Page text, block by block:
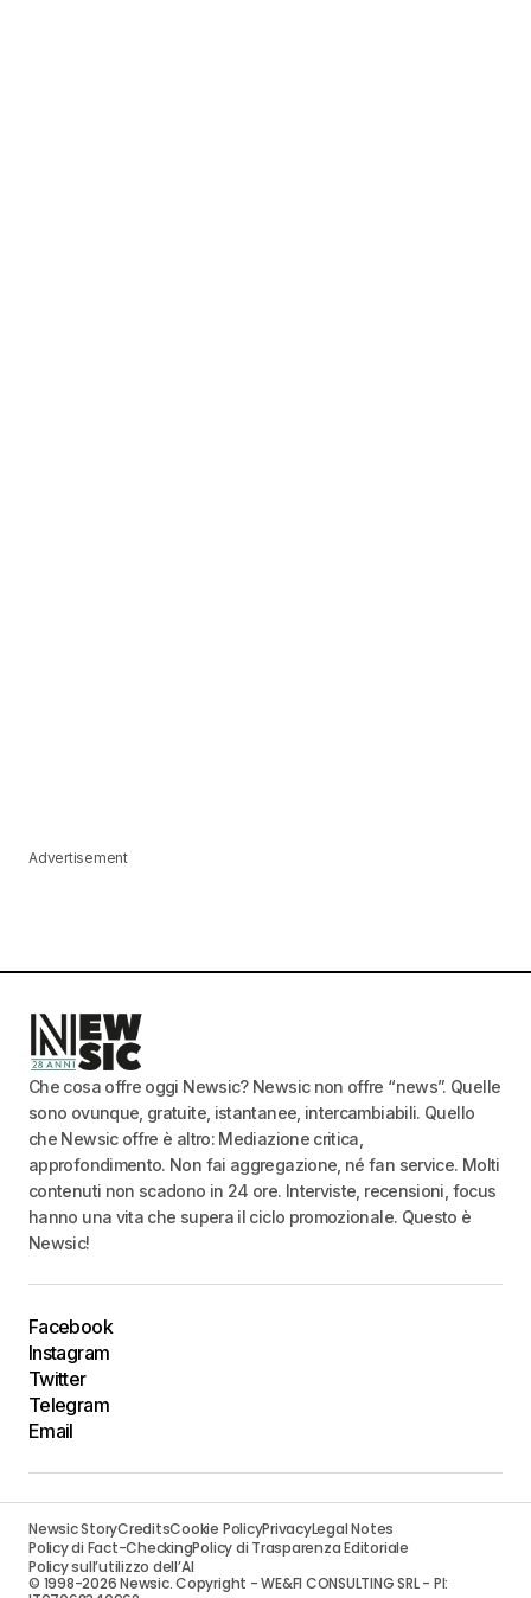
Advertisement
Che cosa offre oggi Newsic? Newsic non offre “news”. Quelle
sono ovunque, gratuite, istantanee, intercambiabili. Quello
che Newsic offre è altro: Mediazione critica,
approfondimento. Non fai aggregazione, né fan service. Molti
contenuti non scadono in 24 ore. Interviste, recensioni, focus
hanno una vita che supera il ciclo promozionale. Questo è
Newsic!
Facebook
Instagram
Twitter
Telegram
Email
Newsic StoryCreditsCookie PolicyPrivacyLegal Notes
Policy di Fact-CheckingPolicy di Trasparenza Editoriale
Policy sull’utilizzo dell’AI
© 1998-2026 Newsic. Copyright - WE&FI CONSULTING SRL - PI: